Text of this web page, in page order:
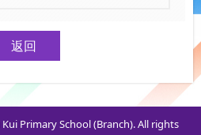
返回
Primary School (Branch). All rights